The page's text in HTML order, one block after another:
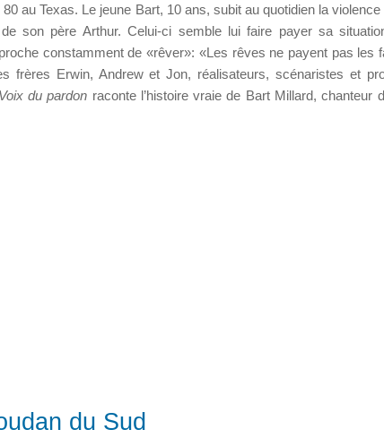
au Texas. Le jeune Bart, 10 ans, subit au quotidien la
son père Arthur. Celui-ci semble lui faire payer sa
constamment de «rêver»: «Les rêves ne payent pas les
frères Erwin, Andrew et Jon, réalisateurs, scénaristes et
du pardon raconte l’histoire vraie de Bart Millard, chanteur
du Sud